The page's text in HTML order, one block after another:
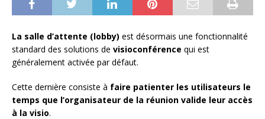
La salle d’attente (lobby) est désormais une fonctionnalité
standard des solutions de visioconférence qui est
généralement activée par défaut.
Cette dernière consiste à faire patienter les utilisateurs le
temps que l’organisateur de la réunion valide leur accès
à la visio.